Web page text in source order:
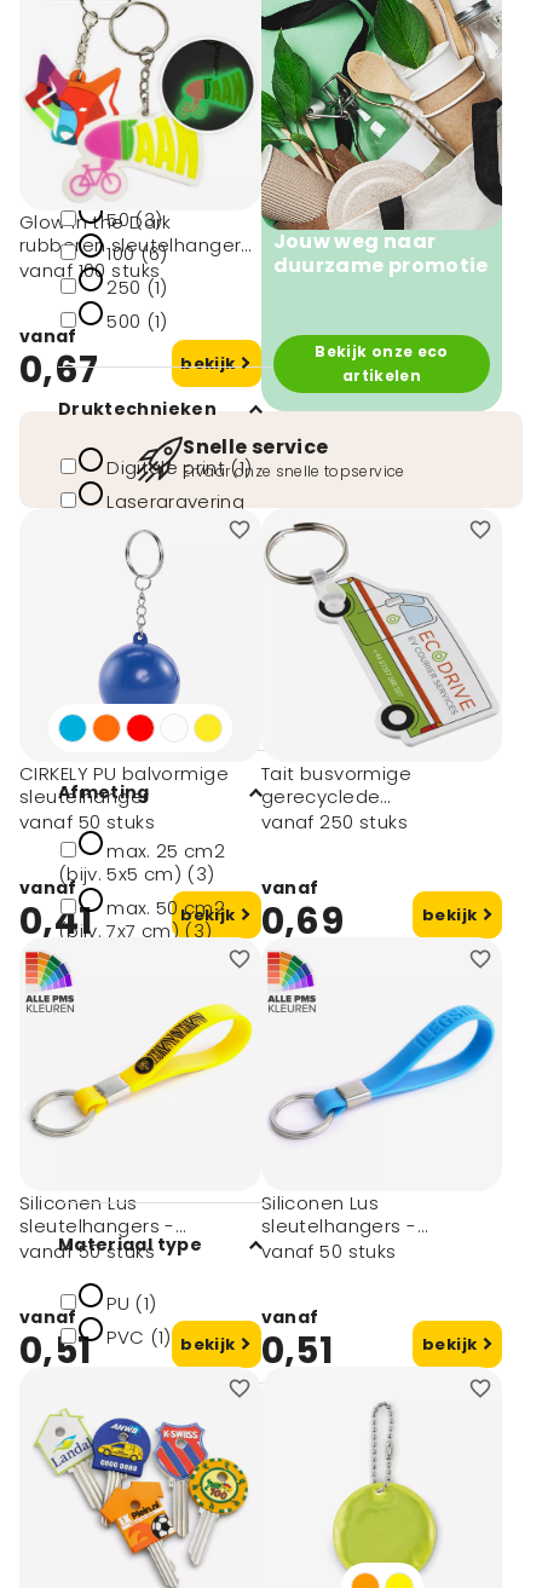
Blauw (1)
Geel (1)
Minimale afname
50 (3)
100 (6)
250 (1)
500 (1)
Druktechnieken
Digitale print (1)
Lasergravering
Tampondruk (2)
Merkloos (1)
Afmeting
max. 25 cm2
(bijv. 5x5 cm) (3)
max. 50 cm2
(bijv. 7x7 cm) (3)
max. 9 cm2 (bijv.
3x3 cm) (3)
Materiaal
Materiaal type
PU (1)
PVC (1)
Glow in the Dark
rubberen sleutelhangers
(custom made)
vanaf 100 stuks
vanaf
0,67 bekijk
Jouw weg naar
duurzame promotie
Bekijk onze eco
artikelen
Snelle service
Ervaar onze snelle topservice
CIRKELY PU balvormige
sleutelhanger
vanaf 50 stuks
vanaf
0,41 bekijk
Tait busvormige
gerecyclede
sleutelhanger
vanaf 250 stuks
vanaf
0,69 bekijk
Siliconen Lus
sleutelhangers -
Bedrukking
vanaf 50 stuks
vanaf
0,51 bekijk
Siliconen Lus
sleutelhangers -
Debossing
vanaf 50 stuks
vanaf
0,51 bekijk